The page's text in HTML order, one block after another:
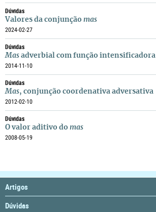
Dúvidas
Valores da conjunção mas
2024-02-27
Dúvidas
Mas adverbial com função intensificadora
2014-11-10
Dúvidas
Mas, conjunção coordenativa adversativa
2012-02-10
Dúvidas
O valor aditivo do mas
2008-05-19
Artigos
Dúvidas